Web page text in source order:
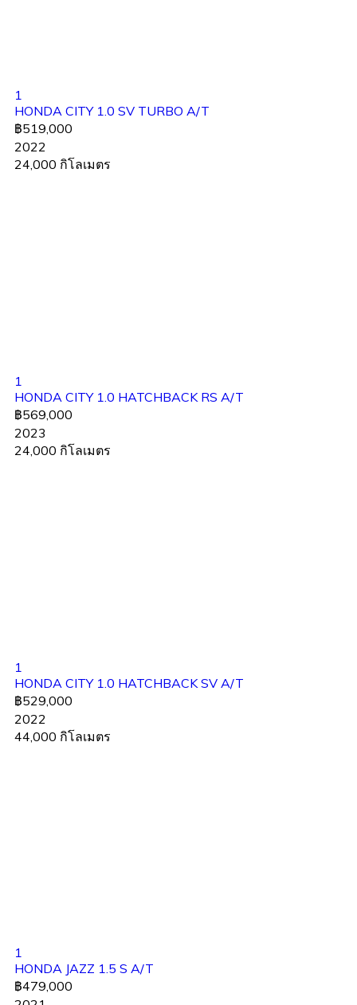
1
HONDA CITY 1.0 SV TURBO A/T
฿519,000
2022
24,000 กิโลเมตร
1
HONDA CITY 1.0 HATCHBACK RS A/T
฿569,000
2023
24,000 กิโลเมตร
1
HONDA CITY 1.0 HATCHBACK SV A/T
฿529,000
2022
44,000 กิโลเมตร
1
HONDA JAZZ 1.5 S A/T
฿479,000